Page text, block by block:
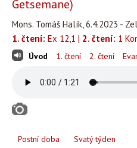
Getsemane)
Mons. Tomáš Halík, 6.4.2023 -
1. čtení: Ex 12,1 | 2. čtení: 1
Úvod 1. čtení 2. čtení
Postní doba Svatý týden